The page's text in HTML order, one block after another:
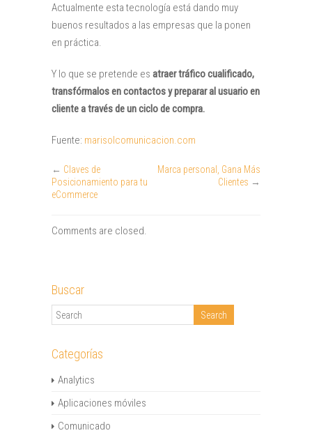
Actualmente esta tecnología está dando muy
buenos resultados a las empresas que la ponen
en práctica.
Y lo que se pretende es atraer tráfico cualificado,
transfórmalos en contactos y preparar al usuario en
cliente a través de un ciclo de compra.
Fuente: marisolcomunicacion.com
← Claves de
Posicionamiento para tu
eCommerce
Marca personal, Gana Más
Clientes →
Comments are closed.
Buscar
Categorías
Analytics
Aplicaciones móviles
Comunicado